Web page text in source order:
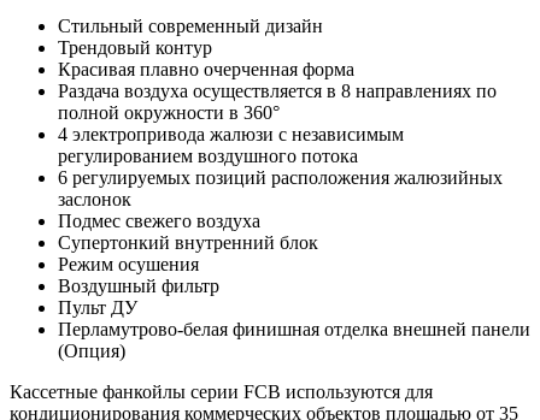
Стильный современный дизайн
Трендовый контур
Красивая плавно очерченная форма
Раздача воздуха осуществляется в 8 направлениях по
полной окружности в 360°
4 электропривода жалюзи с независимым
регулированием воздушного потока
6 регулируемых позиций расположения жалюзийных
заслонок
Подмес свежего воздуха
Супертонкий внутренний блок
Режим осушения
Воздушный фильтр
Пульт ДУ
Перламутрово-белая финишная отделка внешней панели
(Опция)
Кассетные фанкойлы серии FCВ используются для
кондиционирования коммерческих объектов площадью от 35